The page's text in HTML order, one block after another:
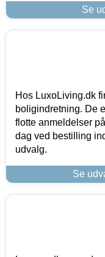
Se
Hos LuxoLiving.dk
boligindretning. De
flotte anmeldelser
dag ved bestilling
udvalg.
Se